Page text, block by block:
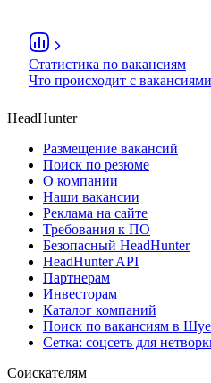
Статистика по вакансиям
Что происходит с
HeadHunter
Размещение вакансий
Поиск по резюме
О компании
Наши вакансии
Реклама на сайте
Требования к ПО
Безопасный HeadHunter
HeadHunter API
Партнерам
Инвесторам
Каталог компаний
Поиск по вакансиям в
Сетка: соцсеть для
Соискателям